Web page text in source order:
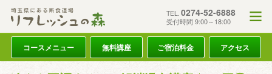
TEL. 0274-52-6888
受付時間 9:00～18:00
コースメニュー 無料講座 ご宿泊料金 アクセス